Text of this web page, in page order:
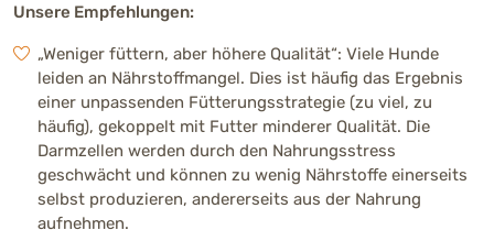
Unsere Empfehlungen:
„Weniger füttern, aber höhere Qualität“: Viele Hunde
leiden an Nährstoffmangel. Dies ist häufig das Ergebnis
einer unpassenden Fütterungsstrategie (zu viel, zu
häufig), gekoppelt mit Futter minderer Qualität. Die
Darmzellen werden durch den Nahrungsstress
geschwächt und können zu wenig Nährstoffe einerseits
selbst produzieren, andererseits aus der Nahrung
aufnehmen.